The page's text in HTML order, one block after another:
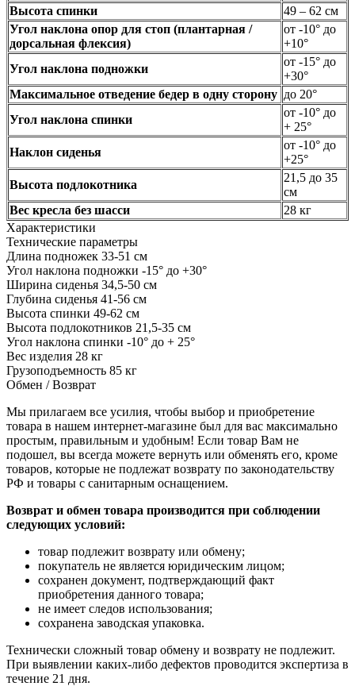
Высота спинки
49 – 62 см
Угол наклона опор для стоп (плантарная /
дорсальная флексия)
от -10° до
+10°
Угол наклона подножки
от -15° до
+30°
Максимальное отведение бедер в одну сторону до 20°
Угол наклона спинки
от -10° до
+ 25°
Наклон сиденья
от -10° до
+25°
Высота подлокотника
21,5 до 35
см
Вес кресла без шасси
28 кг
Характеристики
Технические параметры
Длина подножек 33-51 см
Угол наклона подножки -15° до +30°
Ширина сиденья 34,5-50 см
Глубина сиденья 41-56 см
Высота спинки 49-62 см
Высота подлокотников 21,5-35 см
Угол наклона спинки -10° до + 25°
Вес изделия 28 кг
Грузоподъемность 85 кг
Обмен / Возврат
Мы прилагаем все усилия, чтобы выбор и приобретение
товара в нашем интернет-магазине был для вас максимально
простым, правильным и удобным! Если товар Вам не
подошел, вы всегда можете вернуть или обменять его, кроме
товаров, которые не подлежат возврату по законодательству
РФ и товары с санитарным оснащением.
Возврат и обмен товара производится при соблюдении
следующих условий:
товар подлежит возврату или обмену;
покупатель не является юридическим лицом;
сохранен документ, подтверждающий факт
приобретения данного товара;
не имеет следов использования;
сохранена заводская упаковка.
Технически сложный товар обмену и возврату не подлежит.
При выявлении каких-либо дефектов проводится экспертиза в
течение 21 дня.